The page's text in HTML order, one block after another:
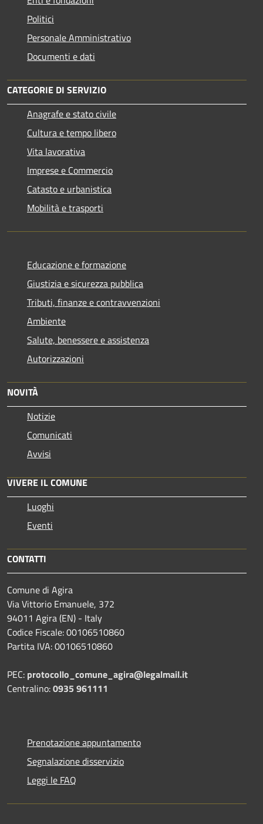
Politici
Personale Amministrativo
Documenti e dati
CATEGORIE DI SERVIZIO
Anagrafe e stato civile
Cultura e tempo libero
Vita lavorativa
Imprese e Commercio
Catasto e urbanistica
Mobilità e trasporti
Educazione e formazione
Giustizia e sicurezza pubblica
Tributi, finanze e contravvenzioni
Ambiente
Salute, benessere e assistenza
Autorizzazioni
NOVITÀ
Notizie
Comunicati
Avvisi
VIVERE IL COMUNE
Luoghi
Eventi
CONTATTI
Comune di Agira
Via Vittorio Emanuele, 372
94011 Agira (EN) - Italy
Codice Fiscale: 00106510860
Partita IVA: 00106510860
PEC: protocollo_comune_agira@legalmail.it
Centralino:0935 961111
Prenotazione appuntamento
Segnalazione disservizio
Leggi le FAQ